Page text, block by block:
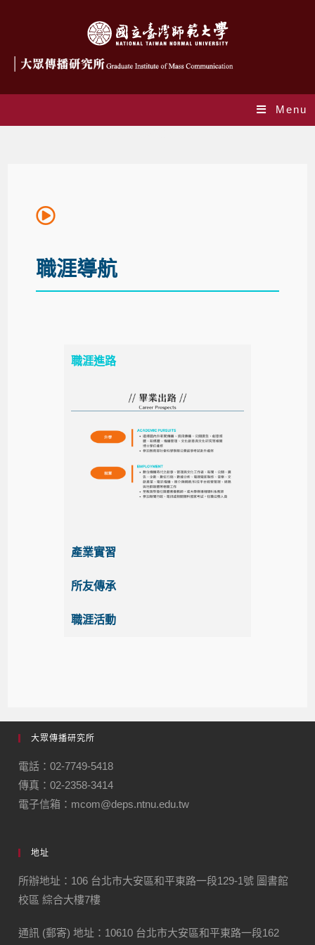
Menu
職涯導航
職涯進路
產業實習
所友傳承
職涯活動
大眾傳播研究所
電話：02-7749-5418
傳真：02-2358-3414
電子信箱：mcom@deps.ntnu.edu.tw
地址
所辦地址：106 台北市大安區和平東路一段129-1號 圖書館
校區 綜合大樓7樓
通訊 (郵寄) 地址： 10610 台北市大安區和平東路一段162